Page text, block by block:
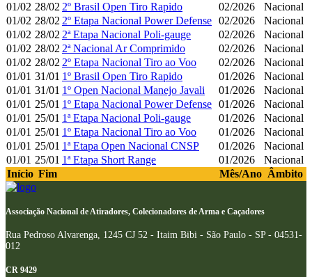
01/02 28/02 2º Brasil Open Tiro Rapido 02/2026
Nacional
01/02 28/02 2º Etapa Nacional Power Defense 02/2026
Nacional
01/02 28/02 2ª Etapa Nacional Poli-gauge 02/2026
Nacional
01/02 28/02 2ª Nacional Ar Comprimido 02/2026
Nacional
01/02 28/02 2º Etapa Nacional Tiro ao Voo 02/2026
Nacional
01/01 31/01 1º Brasil Open Tiro Rapido 01/2026
Nacional
01/01 31/01 1º Open Nacional Manejo Javali 01/2026
Nacional
01/01 25/01 1º Etapa Nacional Power Defense 01/2026
Nacional
01/01 25/01 1ª Etapa Nacional Poli-gauge 01/2026
Nacional
01/01 25/01 1º Etapa Nacional Tiro ao Voo 01/2026
Nacional
01/01 25/01 1ª Etapa Open Nacional CNSP 01/2026
Nacional
01/01 25/01 1ª Etapa Short Range 01/2026
Nacional
Início Fim Mês/Ano Âmbito
Associação Nacional de Atiradores, Colecionadores de Arma e Caçadores
Rua Pedroso Alvarenga, 1245 CJ 52 - Itaim Bibi - São Paulo - SP - 04531-
012
CR 9429